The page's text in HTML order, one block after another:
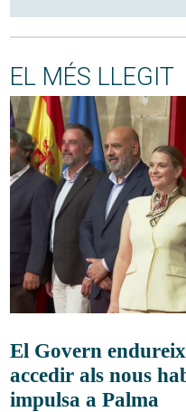
EL MÉS LLEGIT
El Govern
accedir als nous
impulsa a Palma